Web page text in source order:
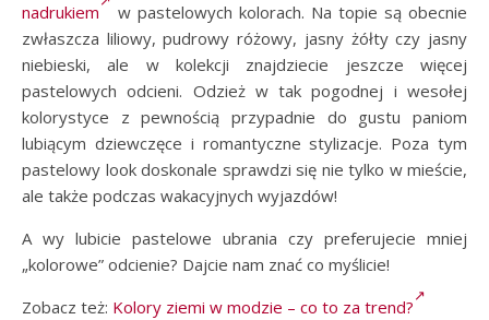
nadrukiem
w pastelowych kolorach. Na topie są obecnie
zwłaszcza liliowy, pudrowy różowy, jasny żółty czy jasny
niebieski, ale w kolekcji znajdziecie jeszcze więcej
pastelowych odcieni. Odzież w tak pogodnej i wesołej
kolorystyce z pewnością przypadnie do gustu paniom
lubiącym dziewczęce i romantyczne stylizacje. Poza tym
pastelowy look doskonale sprawdzi się nie tylko w mieście,
ale także podczas wakacyjnych wyjazdów!
A wy lubicie pastelowe ubrania czy preferujecie mniej
„kolorowe” odcienie? Dajcie nam znać co myślicie!
Zobacz też: Kolory ziemi w modzie – co to za trend?